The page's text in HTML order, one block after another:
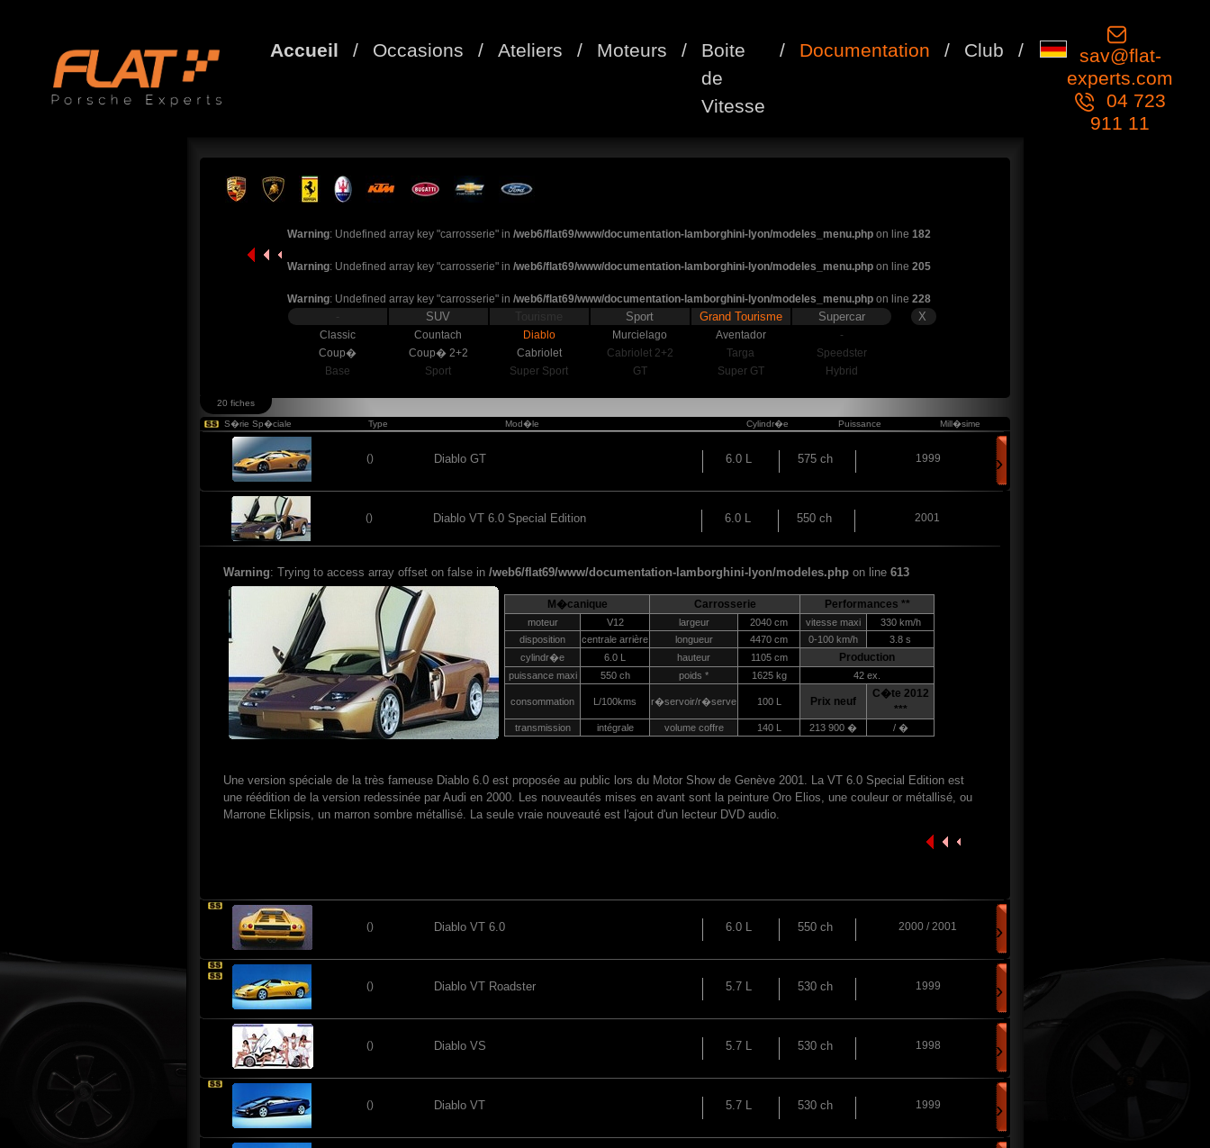
Accueil / Occasions / Ateliers / Moteurs /
Boite
de
Vitesse
/ Documentation / Club /
sav@flat-
experts.com
04 723
911 11
Warning: Undefined array key "carrosserie" in /web6/flat69/www/documentation-lamborghini-lyon/modeles_menu.phpon line 182
Warning: Undefined array key "carrosserie" in /web6/flat69/www/documentation-lamborghini-lyon/modeles_menu.phpon line 205
Warning: Undefined array key "carrosserie" in /web6/flat69/www/documentation-lamborghini-lyon/modeles_menu.phpon line 228
SUV Sport Grand Tourisme Supercar X
Classic Countach Diablo Murcielago Aventador
-
Coup�
Coup� 2+2 Cabriolet Cabriolet 2+2 Targa
Speedster
Base
Sport Super Sport GT Super GT Hybrid
20 fiches
S�rie Sp�ciale Type Mod�le Cylindr�e Puissance Mill�sime
() Diablo GT 6.0 L 575 ch 1999 ›
() Diablo VT 6.0 Special Edition 6.0 L 550 ch 2001
Warning: Trying to access array offset on false in /web6/flat69/www/documentation-lamborghini-lyon/modeles.php on line 613
M�canique Carrosserie Performances **
moteur V12 largeur 2040 cm vitesse maxi
330 km/h
disposition
centrale arrière longueur 4470 cm 0-100 km/h
3.8 s
cylindr�e
6.0 L hauteur 1105 cm Production
puissance maxi 550 ch poids * 1625 kg 42 ex.
consommation L/100kms r�servoir/r�serve 100 L Prix neuf
C�te 2012
***
transmission intégrale volume coffre 140 L 213 900 � / �
Une version spéciale de la très fameuse Diablo 6.0 est proposée au public lors du Motor Show de Genève 2001. La VT 6.0 Special Edition est
une réédition de la version redessinée par Audi en 2000. Les nouveautés mises en avant sont la peinture Oro Elios, une couleur or métallisé, ou
Marrone Eklipsis, un marron sombre métallisé. La seule vraie nouveauté est l'ajout d'un lecteur DVD audio.
() Diablo VT 6.0 6.0 L 550 ch 2000 / 2001 ›
() Diablo VT Roadster 5.7 L 530 ch 1999 ›
() Diablo VS 5.7 L 530 ch 1998 ›
() Diablo VT 5.7 L 530 ch 1999 ›